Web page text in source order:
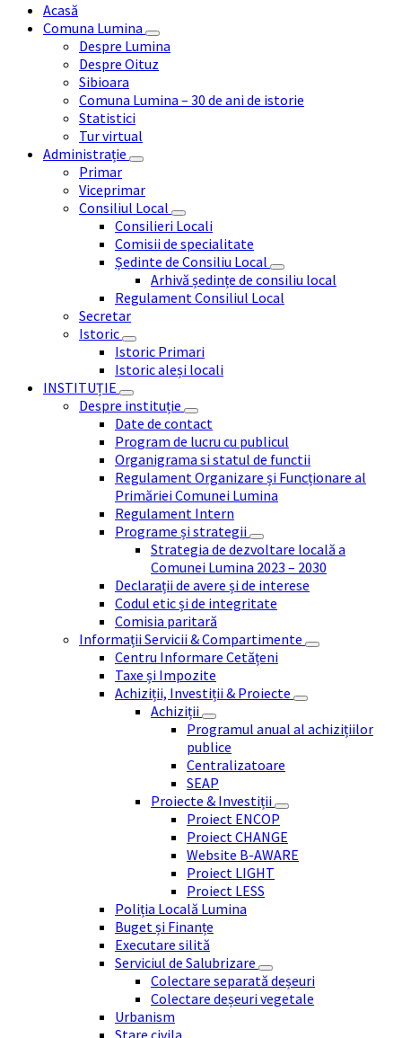
Acasă
Comuna Lumina
Despre Lumina
Despre Oituz
Sibioara
Comuna Lumina – 30 de ani de istorie
Statistici
Tur virtual
Administrație
Primar
Viceprimar
Consiliul Local
Consilieri Locali
Comisii de specialitate
Ședinte de Consiliu Local
Arhivă ședințe de consiliu local
Regulament Consiliul Local
Secretar
Istoric
Istoric Primari
Istoric aleși locali
INSTITUȚIE
Despre instituție
Date de contact
Program de lucru cu publicul
Organigrama si statul de functii
Regulament Organizare și Funcționare al
Primăriei Comunei Lumina
Regulament Intern
Programe și strategii
Strategia de dezvoltare locală a
Comunei Lumina 2023 – 2030
Declarații de avere și de interese
Codul etic și de integritate
Comisia paritară
Informații Servicii & Compartimente
Centru Informare Cetățeni
Taxe și Impozite
Achiziții, Investiții & Proiecte
Achiziții
Programul anual al achizițiilor
publice
Centralizatoare
SEAP
Proiecte & Investiții
Proiect ENCOP
Proiect CHANGE
Website B-AWARE
Proiect LIGHT
Proiect LESS
Poliția Locală Lumina
Buget și Finanțe
Executare silită
Serviciul de Salubrizare
Colectare separată deșeuri
Colectare deșeuri vegetale
Urbanism
Stare civila